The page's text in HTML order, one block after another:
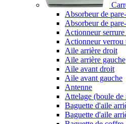
Absorbeur de
Absorbeur de
Actionneur serrure
Actionneur verrou
Aile arrière droit
Aile arrière gauche
Aile avant droit
Aile avant gauche
Antenne
Attelage (boule de
Baguette d'aile
Baguette d'aile